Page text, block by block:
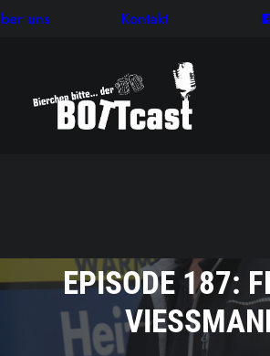
uns Kontakt
EPISODE 187: